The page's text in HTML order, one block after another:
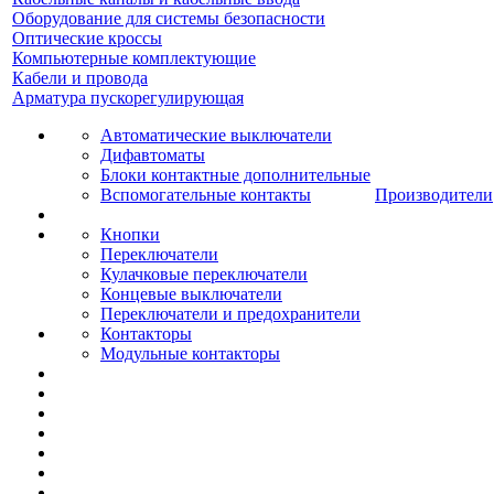
Оборудование для системы безопасности
Оптические кроссы
Компьютерные комплектующие
Кабели и провода
Арматура пускорегулирующая
Автоматические выключатели
Дифавтоматы
Блоки контактные дополнительные
Вспомогательные контакты
Кнопки
Переключатели
Кулачковые переключатели
Концевые выключатели
Переключатели и предохранители
Контакторы
Модульные контакторы
Производители